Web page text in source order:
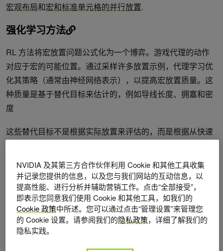
宏观布局和宏和标准单元格的并行放置.
强化学习方法
RL 方法将宏放置问题公式化为一个博弈。游戏代理的动作
对应于宏的可能位置。通过采样许多放置示例，代理学习优
化其策略（通常由神经网络表示），以提高宏放置质量。这
种质量是基于替代目标来估计的，例如导线长度、拥塞和密
度
这些替代目标不是根据实际放置来评估的，而是根据从快速
保持运行时可管理。 RL 方法需要大量的计算资源。例如，
20 GPU 和 200 CPU 用于训练和微调代理的神经网络模型，
运行 10 +小时。
并行放置方法
或者，同时放置单元格和宏的方法采用混合大小的放置方
法，同时放置宏和标准单元格。最先进的混合尺寸放置工具
NVIDIA 及其第三方合作伙伴利用 Cookie 和其他工具收集
并记录您提供的信息，以及您与我们网站的互动信息，以
提高性能、进行分析并辅助营销工作。点击“全部接受”，
即表示您同意我们使用 Cookie 和其他工具，如我们的
Cookie 政策中所述。您可以通过点击“管理设置”来管理您
的 Cookie 设置。请参阅我们的隐私政策，详细了解我们的
隐私实践。